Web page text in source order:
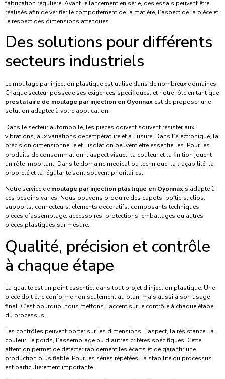
fabrication régulière. Avant le lancement en série, des essais peuvent être
réalisés afin de vérifier le comportement de la matière, l’aspect de la pièce et
le respect des dimensions attendues.
Des solutions pour différents
secteurs industriels
Le moulage par injection plastique est utilisé dans de nombreux domaines.
Chaque secteur possède ses exigences spécifiques, et notre rôle en tant que
prestataire de moulage par injection en Oyonnax est de proposer une
solution adaptée à votre application.
Dans le secteur automobile, les pièces doivent souvent résister aux
vibrations, aux variations de température et à l’usure. Dans l’électronique, la
précision dimensionnelle et l’isolation peuvent être essentielles. Pour les
produits de consommation, l’aspect visuel, la couleur et la finition jouent
un rôle important. Dans le domaine médical ou technique, la traçabilité, la
propreté et la régularité sont souvent prioritaires.
Notre service de moulage par injection plastique en Oyonnax s’adapte à
ces besoins variés. Nous pouvons produire des capots, boîtiers, clips,
supports, connecteurs, éléments décoratifs, composants techniques,
pièces d’assemblage, accessoires, protections, emballages ou autres
pièces plastiques sur mesure.
Qualité, précision et contrôle
à chaque étape
La qualité est un point essentiel dans tout projet d’injection plastique. Une
pièce doit être conforme non seulement au plan, mais aussi à son usage
final. C’est pourquoi nous mettons l’accent sur le contrôle à chaque étape
du processus.
Les contrôles peuvent porter sur les dimensions, l’aspect, la résistance, la
couleur, le poids, l’assemblage ou d’autres critères spécifiques. Cette
attention permet de détecter rapidement les écarts et de garantir une
production plus fiable. Pour les séries répétées, la stabilité du processus
est particulièrement importante.